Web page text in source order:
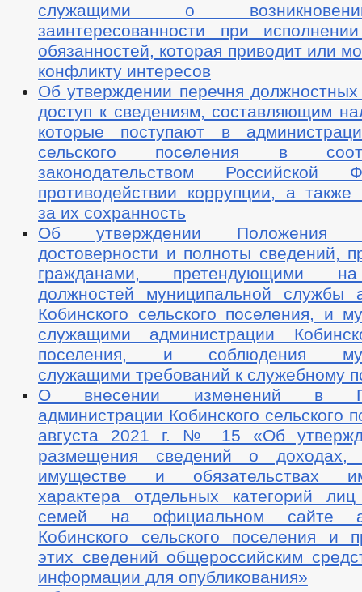
служащими о
заинтересованности при
обязанностей, которая приводит или
конфликту интересов
Об утверждении перечня
доступ к сведениям, составляющим
которые поступают в
сельского поселения в
законодательством Российской
противодействии коррупции, а также
за их сохранность
Об утверждении Положения
достоверности и полноты сведений,
гражданами, претендующими
должностей муниципальной службы
Кобинского сельского поселения, и
служащими администрации
поселения, и соблюдения
служащими требований к служебному
О внесении изменений в
администрации Кобинского сельского
августа 2021 г. № 15 «Об
размещения сведений о доходах,
имуществе и обязательствах
характера отдельных категорий
семей на официальном сайте
Кобинского сельского поселения и
этих сведений общероссийским
информации для опубликования»